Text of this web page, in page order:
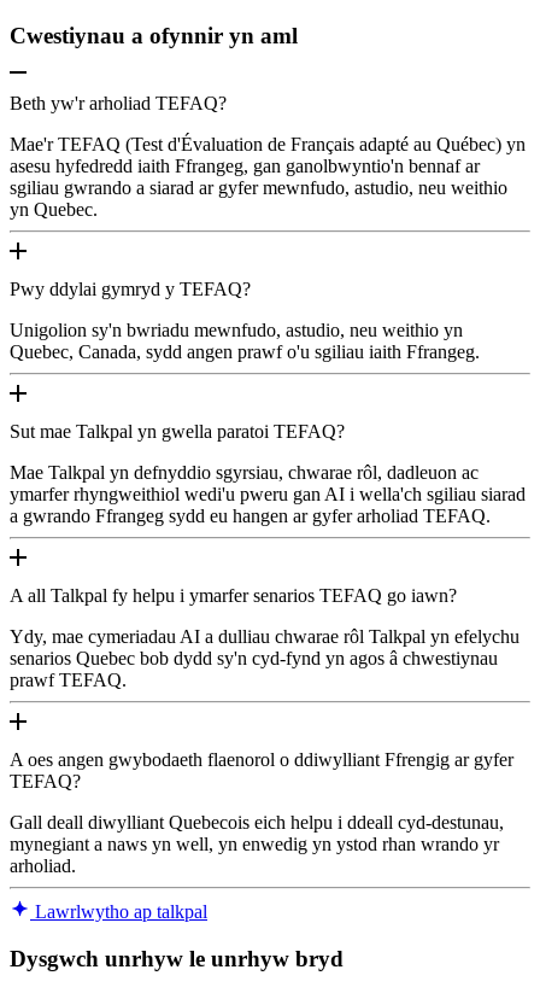
Cwestiynau a ofynnir yn aml
Beth yw'r arholiad TEFAQ?
Mae'r TEFAQ (Test d'Évaluation de Français adapté au Québec) yn
asesu hyfedredd iaith Ffrangeg, gan ganolbwyntio'n bennaf ar
sgiliau gwrando a siarad ar gyfer mewnfudo, astudio, neu weithio
yn Quebec.
Pwy ddylai gymryd y TEFAQ?
Unigolion sy'n bwriadu mewnfudo, astudio, neu weithio yn
Quebec, Canada, sydd angen prawf o'u sgiliau iaith Ffrangeg.
Sut mae Talkpal yn gwella paratoi TEFAQ?
Mae Talkpal yn defnyddio sgyrsiau, chwarae rôl, dadleuon ac
ymarfer rhyngweithiol wedi'u pweru gan AI i wella'ch sgiliau siarad
a gwrando Ffrangeg sydd eu hangen ar gyfer arholiad TEFAQ.
A all Talkpal fy helpu i ymarfer senarios TEFAQ go iawn?
Ydy, mae cymeriadau AI a dulliau chwarae rôl Talkpal yn efelychu
senarios Quebec bob dydd sy'n cyd-fynd yn agos â chwestiynau
prawf TEFAQ.
A oes angen gwybodaeth flaenorol o ddiwylliant Ffrengig ar gyfer
TEFAQ?
Gall deall diwylliant Quebecois eich helpu i ddeall cyd-destunau,
mynegiant a naws yn well, yn enwedig yn ystod rhan wrando yr
arholiad.
Lawrlwytho ap talkpal
Dysgwch unrhyw le unrhyw bryd